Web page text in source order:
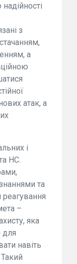
з
а
атак, а
і
НС.
та
–
яка
для
навіть